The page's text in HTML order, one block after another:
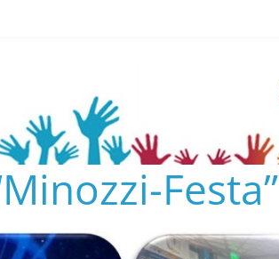
25
Festa”